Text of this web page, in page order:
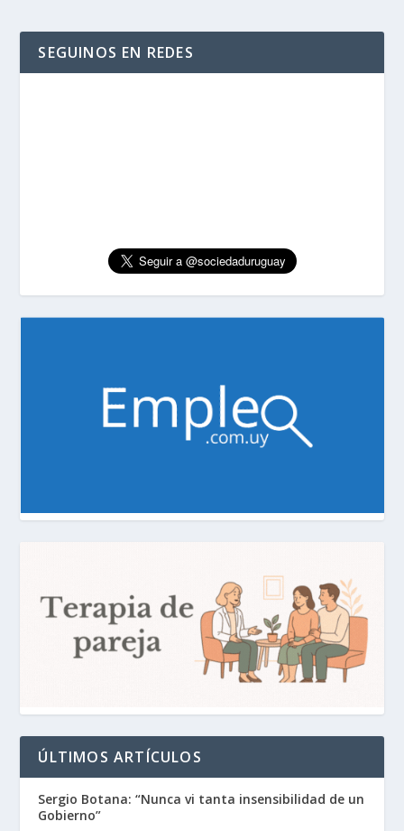
SEGUINOS EN REDES
ÚLTIMOS ARTÍCULOS
Sergio Botana: “Nunca vi tanta insensibilidad de un
Gobierno”